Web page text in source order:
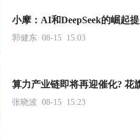
郭健东 08-15 15:03
张晓波 08-15 15:23